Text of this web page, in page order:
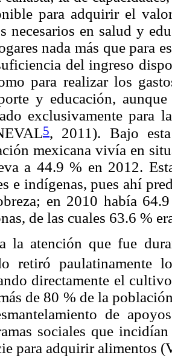
para adquirir el
necesarios en salud y
nada más que para
del ingreso
para realizar los
y educación,
exclusivamente para
5, 2011). Bajo
mexicana vivía en
a 44.9 % en 2012.
e indígenas, pues ahí
en 2010 había
de las cuales 63.6 %
la atención que fue
retiró paulatinamente
directamente el
de 80 % de la
de
sociales que
para adquirir alimentos